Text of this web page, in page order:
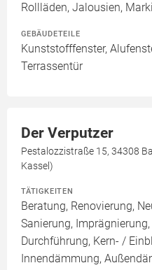
Rollläden, Jalousien,
GEBÄUDETEILE
Kunststofffenster,
Terrassentür
Der Verputzer
Pestalozzistraße 15, 34308
Kassel)
TÄTIGKEITEN
Beratung, Renovierung,
Sanierung,
Durchführung, Kern- /
Innendämmung,